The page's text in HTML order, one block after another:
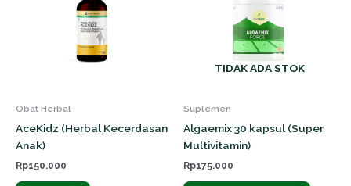
Obat Herbal
AceKidz (Herbal Kecerdasan
Anak)
Rp150.000
TIDAK ADA STOK
Suplemen
Algaemix 30 kapsul (Super
Multivitamin)
Rp175.000